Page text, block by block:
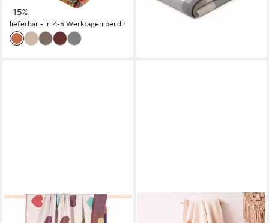
-15%
lieferbar - in 4-5 Werktagen bei dir
lieferbar - in 2-3 Werktagen bei dir
Wohndecke HONEY, Made in
STEPPENWOLLE
Wohndecke JAVA,